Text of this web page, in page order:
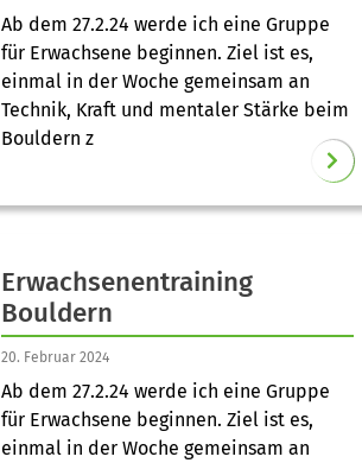
Ab dem 27.2.24 werde ich eine Gruppe
für Erwachsene beginnen. Ziel ist es,
einmal in der Woche gemeinsam an
Technik, Kraft und mentaler Stärke beim
Bouldern z
Erwachsenentraining
Bouldern
20. Februar 2024
Ab dem 27.2.24 werde ich eine Gruppe
für Erwachsene beginnen. Ziel ist es,
einmal in der Woche gemeinsam an